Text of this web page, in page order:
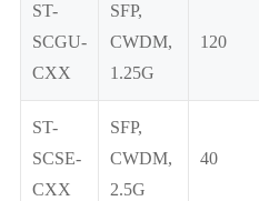
ST-
SCGU-
CXX
SFP,
CWDM,
1.25G
120
ST-
SCSE-
CXX
SFP,
CWDM,
2.5G
40